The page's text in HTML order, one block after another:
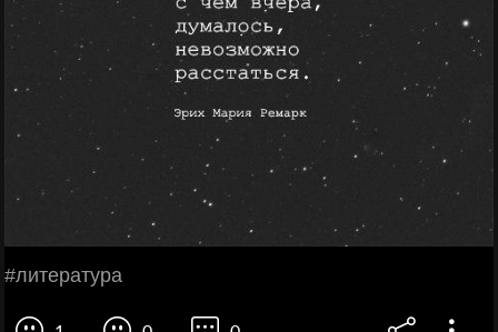
#литература